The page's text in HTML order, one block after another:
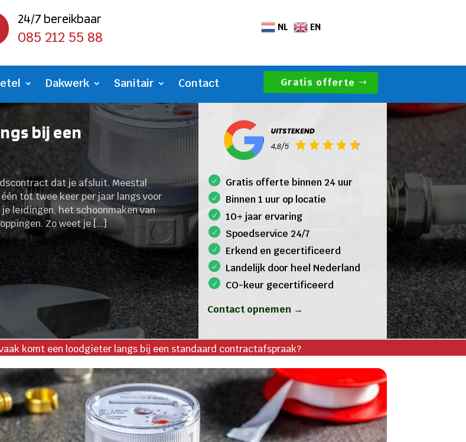
24/7 bereikbaar
085 212 55 88
NL EN
Dakwerk Sanitair Contact Gratis offerte
bij een
dat je afsluit. Meestal
tot twee keer per jaar langs voor
leidingen, het schoonmaken van
Zo weet je […]
Gratis offerte binnen 24 uur
Binnen 1 uur op locatie
10+ jaar ervaring
Spoedservice 24/7
Erkend en gecertificeerd
Landelijk door heel Nederland
CO-keur gecertificeerd
Contact opnemen →
komt een loodgieter langs bij een standaard contractafspraak?